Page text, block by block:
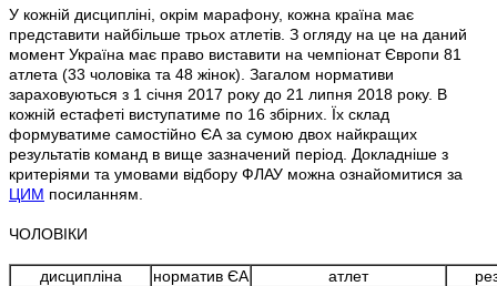
У кожній дисципліні, окрім марафону, кожна країна має
представити найбільше трьох атлетів. З огляду на це на даний
момент Україна має право виставити на чемпіонат Європи 81
атлета (33 чоловіка та 48 жінок). Загалом нормативи
зараховуються з 1 січня 2017 року до 21 липня 2018 року. В
кожній естафеті виступатиме по 16 збірних. Їх склад
формуватиме самостійно ЄА за сумою двох найкращих
результатів команд в вище зазначений період. Докладніше з
критеріями та умовами відбору ФЛАУ можна ознайомитися за
ЦИМ посиланням.
ЧОЛОВІКИ
дисципліна норматив ЄА атлет